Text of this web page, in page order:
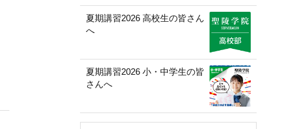
夏期講習2026 高校生の皆さん
へ
夏期講習2026 小・中学生の皆
さんへ